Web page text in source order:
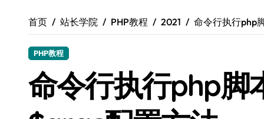
MySQL事务精控+安全优化实战：站长必
首页 站长学院 PHP教程 2021 命令行执行php
PHP教程
命令行执行php脚